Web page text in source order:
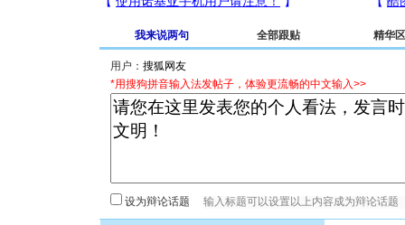
我来说两句 全部跟贴 精华区
用户：
*用搜狗拼音输入法发帖子，体验更流畅的中文输入>>
设为辩论话题